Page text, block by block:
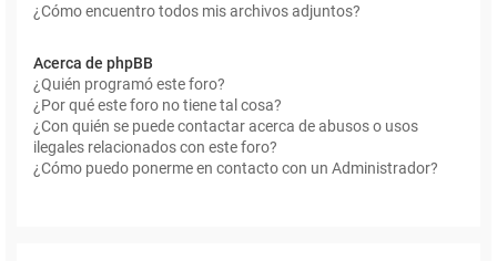
¿Cómo encuentro todos mis archivos adjuntos?
Acerca de phpBB
¿Quién programó este foro?
¿Por qué este foro no tiene tal cosa?
¿Con quién se puede contactar acerca de abusos o usos
ilegales relacionados con este foro?
¿Cómo puedo ponerme en contacto con un Administrador?